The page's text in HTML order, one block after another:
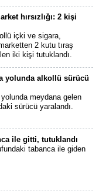
hırsızlığı: 2 kişi
içki ve sigara,
2 kutu tıraş
iki kişi tutuklandı.
yolunda alkollü sürücü
meydana gelen
sürücü yaralandı.
ile gitti, tutuklandı
tabanca ile giden